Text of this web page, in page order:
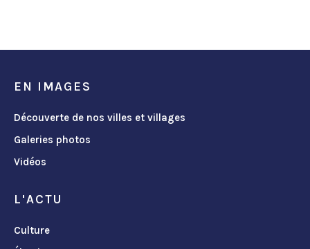
EN IMAGES
Découverte de nos villes et villages
Galeries photos
Vidéos
L'ACTU
Culture